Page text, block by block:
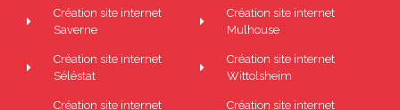
Création site internet
Saverne
Création site internet
Séléstat
Création site internet
Création site internet
Mulhouse
Création site internet
Wittolsheim
Création site internet